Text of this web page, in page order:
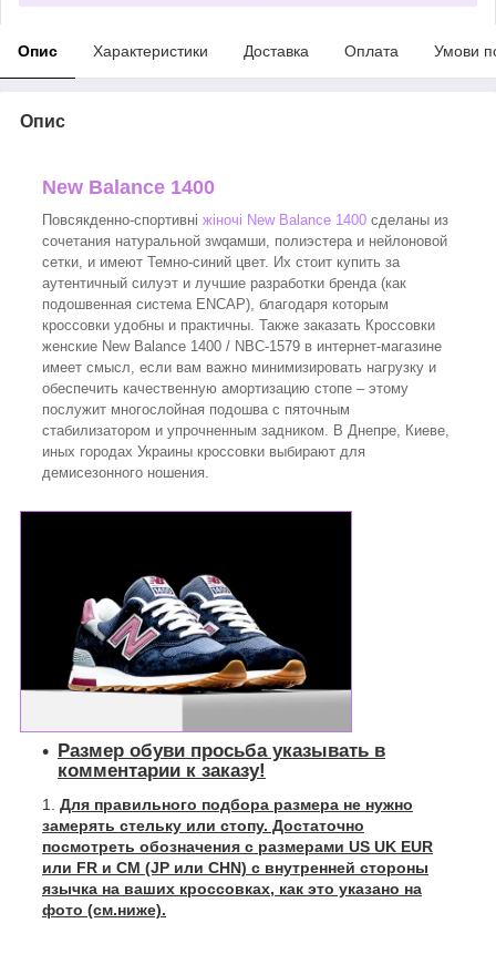
Опис Характеристики Доставка Оплата Умови
Опис
New Balance 1400
Повсякденно-спортивні жіночі New Balance 1400 сделаны из
сочетания натуральной зwqамши, полиэстера и нейлоновой
сетки, и имеют Темно-синий цвет. Их стоит купить за
аутентичный силуэт и лучшие разработки бренда (как
подошвенная система ENCAP), благодаря которым
кроссовки удобны и практичны. Также заказать Кроссовки
женские New Balance 1400 / NBC-1579 в интернет-магазине
имеет смысл, если вам важно минимизировать нагрузку и
обеспечить качественную амортизацию стопе – этому
послужит многослойная подошва с пяточным
стабилизатором и упрочненным задником. В Днепре, Киеве,
иных городах Украины кроссовки выбирают для
демисезонного ношения.
Размер обуви просьба указывать в
комментарии к заказу!
Для правильного подбора размера не нужно
замерять стельку или стопу. Достаточно
посмотреть обозначения с размерами US UK EUR
или FR и СМ (JP или CHN) с внутренней стороны
язычка на ваших кроссовках, как это указано на
фото (см.ниже).